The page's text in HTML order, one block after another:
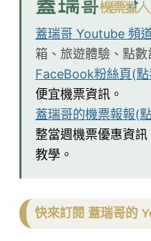
蓋瑞哥 Youtube 頻
箱、旅遊體驗、點數
FaceBook粉絲頁(點
便宜機票資訊。
蓋瑞哥的機票報報(
整當週機票優惠資
教學。
快來訂閱 蓋瑞哥的